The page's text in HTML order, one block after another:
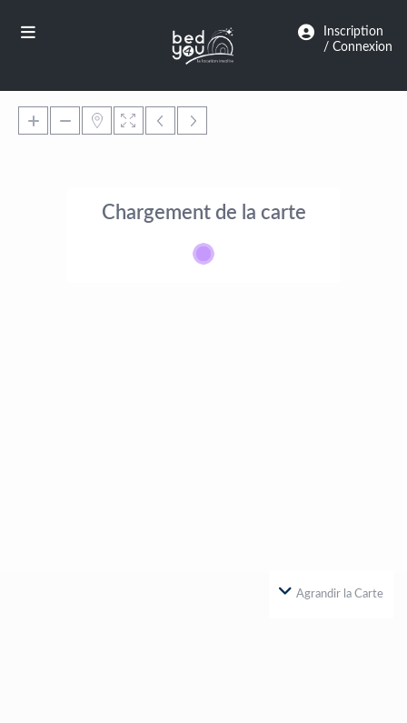
Inscription
/ Connexion
Chargement de la carte
Agrandir la Carte